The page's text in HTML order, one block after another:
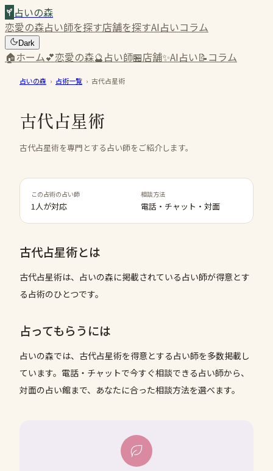
占いの森
恋愛の森占い師を探す店舗を探すAI占いコラム
Dark
🏠ホーム💕恋愛の森🔮占い師🏪店舗✨AI占い📝コラム
占いの森 › 占術一覧 › 古代占星術
古代占星術
古代占星術を専門とする占い師をご紹介します。
この占術の占い師
1人が対応
相談方法
電話・チャット・対面
古代占星術とは
古代占星術は、占いの森に掲載されている占い師が得意とす
る占術のひとつです。
占ってもらうには
占いの森では、 古代占星術を得意とする占い師を多数掲載し
ています。電話・チャットで今すぐ相談できる占い師から、
対面の占い館まで、あなたに合った相談方法を選べます。